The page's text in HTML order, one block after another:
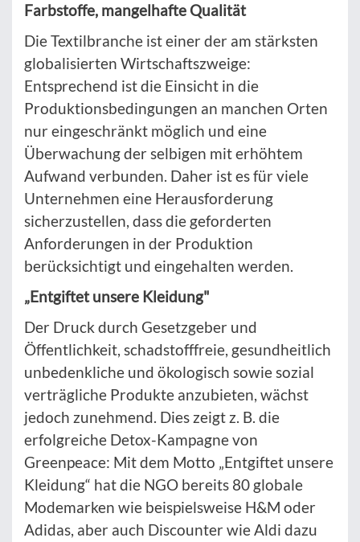
Farbstoffe, mangelhafte Qualität
Die Textilbranche ist einer der am stärksten
globalisierten Wirtschaftszweige:
Entsprechend ist die Einsicht in die
Produktionsbedingungen an manchen Orten
nur eingeschränkt möglich und eine
Überwachung der selbigen mit erhöhtem
Aufwand verbunden. Daher ist es für viele
Unternehmen eine Herausforderung
sicherzustellen, dass die geforderten
Anforderungen in der Produktion
berücksichtigt und eingehalten werden.
„Entgiftet unsere Kleidung"
Der Druck durch Gesetzgeber und
Öffentlichkeit, schadstofffreie, gesundheitlich
unbedenkliche und ökologisch sowie sozial
verträgliche Produkte anzubieten, wächst
jedoch zunehmend. Dies zeigt z. B. die
erfolgreiche Detox-Kampagne von
Greenpeace: Mit dem Motto „Entgiftet unsere
Kleidung“ hat die NGO bereits 80 globale
Modemarken wie beispielsweise H&M oder
Adidas, aber auch Discounter wie Aldi dazu